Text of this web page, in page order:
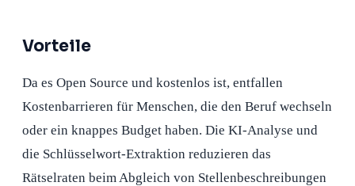
Vorteile
Da es Open Source und kostenlos ist, entfallen
Kostenbarrieren für Menschen, die den Beruf wechseln
oder ein knappes Budget haben. Die KI-Analyse und
die Schlüsselwort-Extraktion reduzieren das
Rätselraten beim Abgleich von Stellenbeschreibungen